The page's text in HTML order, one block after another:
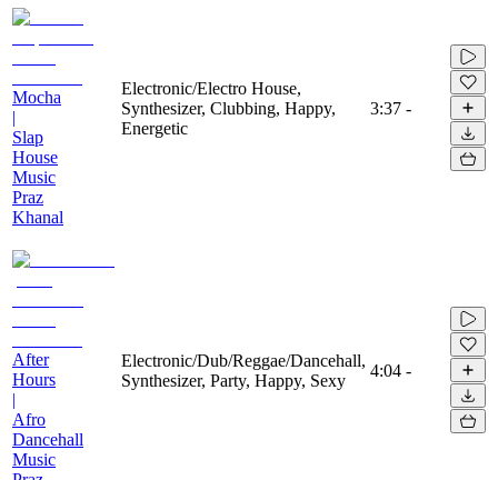
Mocha
|
Slap
House
Music
Praz
Khanal
Electronic/Electro House,
Synthesizer, Clubbing, Happy,
Energetic
3:37 -
After
Hours
|
Afro
Dancehall
Music
Electronic/Dub/Reggae/Dancehall,
Synthesizer, Party, Happy, Sexy
4:04 -